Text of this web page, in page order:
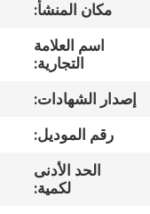
معلومات
جولة
مكان المنشأ:
اسم العلامة
التجارية:
إصدار الشهادات:
رقم الموديل:
الحد الأدنى
لكمية: